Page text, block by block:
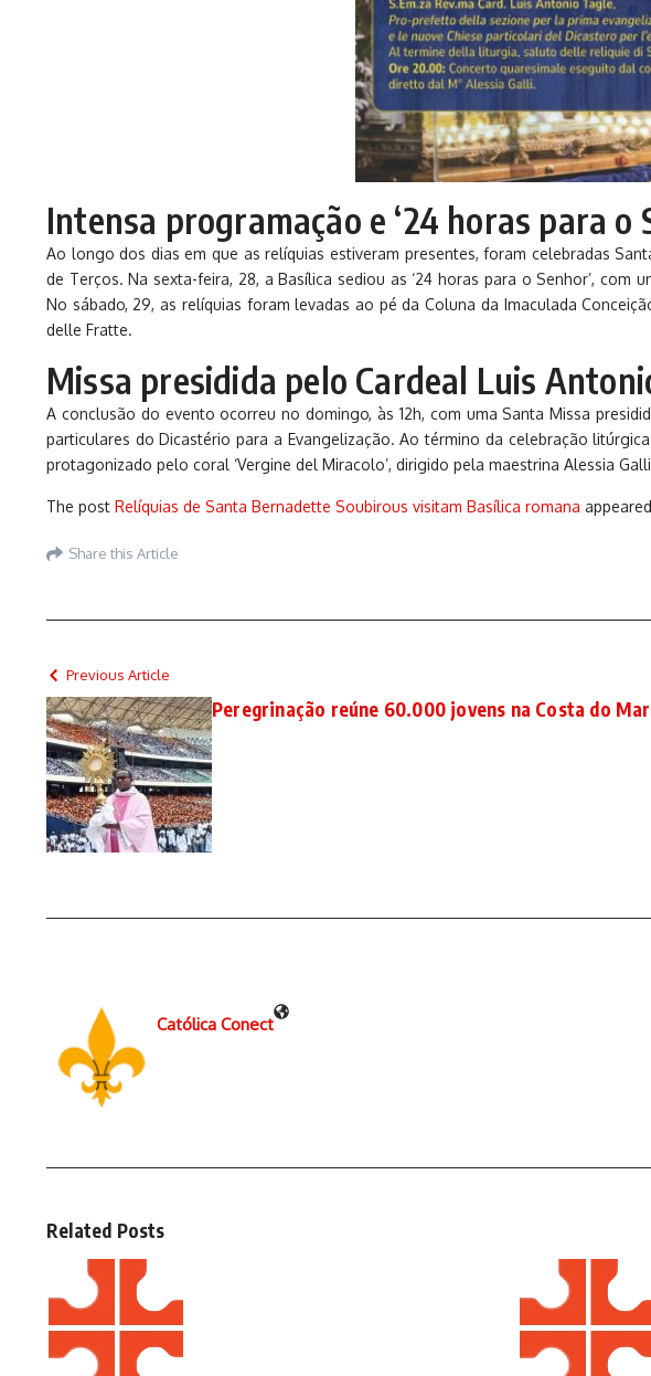
Intensa programação e ‘24 horas para o
Ao longo dos dias em que as relíquias estiveram presentes, foram celebradas
de Terços. Na sexta-feira, 28, a Basílica sediou as ‘24 horas para o Senhor’,
No sábado, 29, as relíquias foram levadas ao pé da Coluna da Imaculada
delle Fratte.
Missa presidida pelo Cardeal Luis
A conclusão do evento ocorreu no domingo, às 12h, com uma Santa Missa
particulares do Dicastério para a Evangelização. Ao término da celebração
protagonizado pelo coral ‘Vergine del Miracolo’, dirigido pela maestrina Alessia
The post Relíquias de Santa Bernadette Soubirous visitam Basílica romana
Share this Article
Previous Article
Peregrinação reúne 60.000 jovens na Costa do
Católica Conect
Related Posts